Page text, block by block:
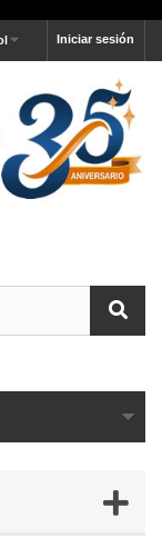
Iniciar sesión